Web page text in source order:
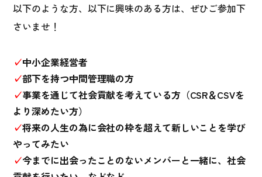
以下のような方、以下に興味のある方は、ぜひご参加下
さいませ！
✓中小企業経営者
✓部下を持つ中間管理職の方
✓事業を通じて社会貢献を考えている方（CSR＆CSVを
より深めたい方）
✓将来の人生の為に会社の枠を超えて新しいことを学び
やってみたい
✓今までに出会ったことのないメンバーと一緒に、社会